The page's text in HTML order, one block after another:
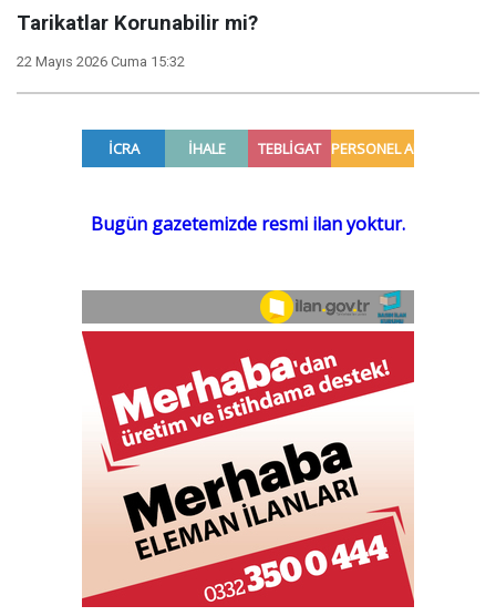
Tarikatlar Korunabilir mi?
22 Mayıs 2026 Cuma 15:32